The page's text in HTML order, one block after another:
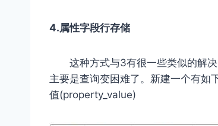
4.属性字段行存储
这种方式与3有很一些类似的解
主要是查询变困难了。新建一个有
值(property_value)